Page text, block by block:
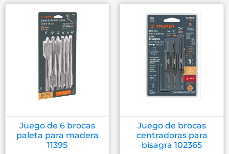
Juego de 6 brocas
paleta para madera
11395
Juego de brocas
centradoras para
bisagra 102365